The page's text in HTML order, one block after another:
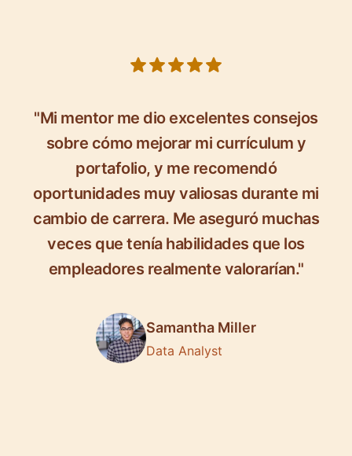
"Mi mentor me dio excelentes consejos
sobre cómo mejorar mi currículum y
portafolio, y me recomendó
oportunidades muy valiosas durante mi
cambio de carrera. Me aseguró muchas
veces que tenía habilidades que los
empleadores realmente valorarían."
Samantha Miller
Data Analyst